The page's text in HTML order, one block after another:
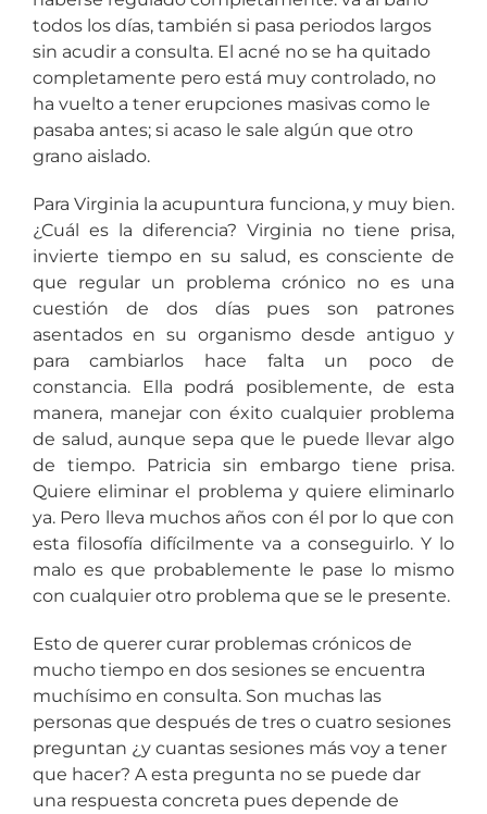
todos los días, también si pasa periodos largos
sin acudir a consulta. El acné no se ha quitado
completamente pero está muy controlado, no
ha vuelto a tener erupciones masivas como le
pasaba antes; si acaso le sale algún que otro
grano aislado.
Para Virginia la acupuntura funciona, y muy bien.
¿Cuál es la diferencia? Virginia no tiene prisa,
invierte tiempo en su salud, es consciente de
que regular un problema crónico no es una
cuestión de dos días pues son patrones
asentados en su organismo desde antiguo y
para cambiarlos hace falta un poco de
constancia. Ella podrá posiblemente, de esta
manera, manejar con éxito cualquier problema
de salud, aunque sepa que le puede llevar algo
de tiempo. Patricia sin embargo tiene prisa.
Quiere eliminar el problema y quiere eliminarlo
ya. Pero lleva muchos años con él por lo que con
esta filosofía difícilmente va a conseguirlo. Y lo
malo es que probablemente le pase lo mismo
con cualquier otro problema que se le presente.
Esto de querer curar problemas crónicos de
mucho tiempo en dos sesiones se encuentra
muchísimo en consulta. Son muchas las
personas que después de tres o cuatro sesiones
preguntan ¿y cuantas sesiones más voy a tener
que hacer? A esta pregunta no se puede dar
una respuesta concreta pues depende de